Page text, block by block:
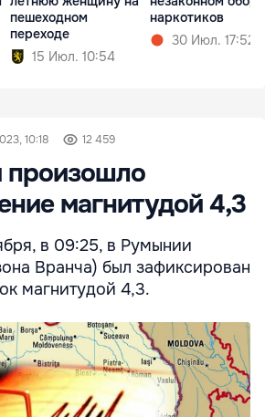
пешеходном
переходе
15 Июл. 10:54
наркотиков
30 Июл. 17:52
10:18 12 459
магнитудой 4,3
в 09:25, в Румынии
Вранча) был зафиксирован
магнитудой 4,3.